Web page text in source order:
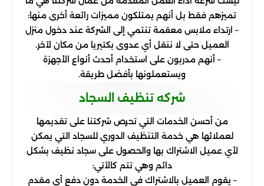
تميزهم فقط بل أنهم يمتلكون مميزات رائعة أخرى منها:
– ارتداء ملابس معقمة تنتمي إلى الشركة عند دخول منزل
العميل حتى لا ننقل أي عدوى بكتيريا من مكان لآخر.
– أنهم مدربون على استخدام أحدث أنواع الأجهزة
ويستعملونها بأفضل طريقة.
شركه تنظيف السجاد
من أحسن الخدمات التي تحرص شركتنا على تقديمها
لعملائها هي خدمة التنظيف الدوري للسجاد التي يمكن
لأي عميل الاشتراك بها والحصول على سجاد نظيف بشكل
دائم وهي تتم كالآتي:
– يقوم العميل بالاشتراك في الخدمة دون دفع أي مقدم